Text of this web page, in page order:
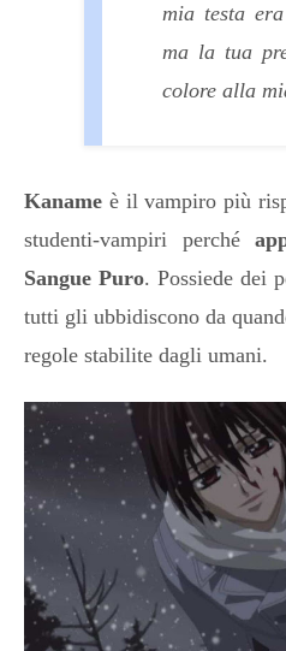
mia testa
ma la tua
colore alla
Kaname è il vampiro più
studenti-vampiri perché
Sangue Puro. Possiede dei
tutti gli ubbidiscono da
regole stabilite dagli umani.